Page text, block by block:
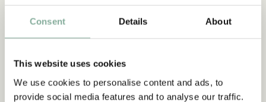
Consent Details About
This website uses cookies
We use cookies to personalise content and ads, to
provide social media features and to analyse our traffic.